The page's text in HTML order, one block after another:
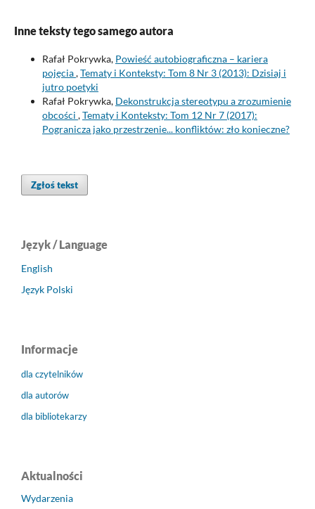
Inne teksty tego samego autora
Rafał Pokrywka, Powieść autobiograficzna – kariera
pojęcia,Tematy i Konteksty: Tom 8 Nr 3 (2013): Dzisiaj i
jutro poetyki
Rafał Pokrywka, Dekonstrukcja stereotypu a zrozumienie
obcości ,Tematy i Konteksty: Tom 12 Nr 7 (2017):
Pogranicza jako przestrzenie... konfliktów: zło konieczne?
Zgłoś tekst
Język / Language
English
Język Polski
Informacje
dla czytelników
dla autorów
dla bibliotekarzy
Aktualności
Wydarzenia